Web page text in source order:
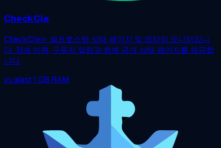
CheckCle
CheckCle는 셀프호스팅 상태 페이지 및 업타임 모니터입니
다. 장애 이력, 구독자 알림과 함께 공개 상태 페이지를 제공합
니다.
vLatest1 GB RAM